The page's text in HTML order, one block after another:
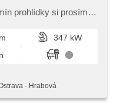
Sitze, täglich Leuchten,
řazení pádly pod
světlomety,
Adaptive
prohlídky si prosím
347 kW
Ostrava - Hrabová